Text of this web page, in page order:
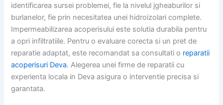
identificarea sursei problemei, fie la nivelul jgheaburilor si
burlanelor, fie prin necesitatea unei hidroizolari complete.
Impermeabilizarea acoperisului este solutia durabila pentru
a opri infiltratiile. Pentru o evaluare corecta si un pret de
reparatie adaptat, este recomandat sa consultati o reparatii
acoperisuri Deva. Alegerea unei firme de reparatii cu
experienta locala in Deva asigura o interventie precisa si
garantata.